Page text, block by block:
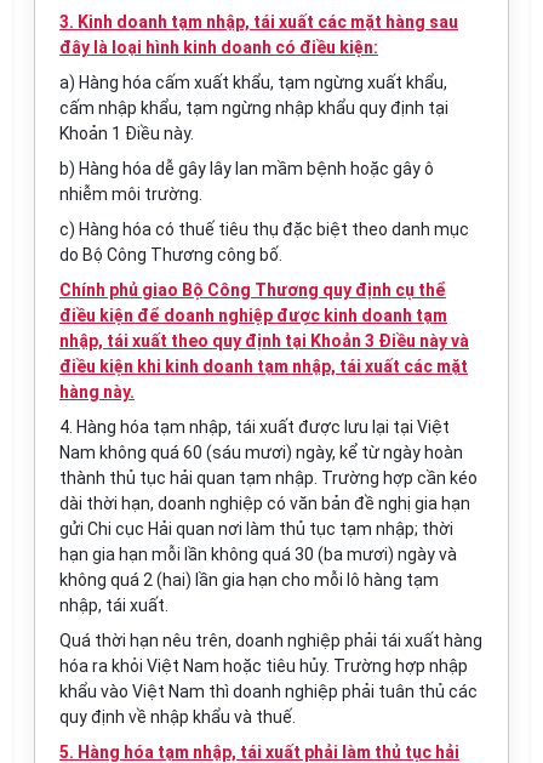
3. Kinh doanh tạm nhập, tái xuất các mặt hàng sau
đây là loại hình kinh doanh có điều kiện:
a) Hàng hóa cấm xuất khẩu, tạm ngừng xuất khẩu,
cấm nhập khẩu, tạm ngừng nhập khẩu quy định tại
Khoản 1 Điều này.
b) Hàng hóa dễ gây lây lan mầm bệnh hoặc gây ô
nhiễm môi trường.
c) Hàng hóa có thuế tiêu thụ đặc biệt theo danh mục
do Bộ Công Thương công bố.
Chính phủ giao Bộ Công Thương quy định cụ thể
điều kiện để doanh nghiệp được kinh doanh tạm
nhập, tái xuất theo quy định tại Khoản 3 Điều này và
điều kiện khi kinh doanh tạm nhập, tái xuất các mặt
hàng này.
4. Hàng hóa tạm nhập, tái xuất được lưu lại tại Việt
Nam không quá 60 (sáu mươi) ngày, kể từ ngày hoàn
thành thủ tục hải quan tạm nhập. Trường hợp cần kéo
dài thời hạn, doanh nghiệp có văn bản đề nghị gia hạn
gửi Chi cục Hải quan nơi làm thủ tục tạm nhập; thời
hạn gia hạn mỗi lần không quá 30 (ba mươi) ngày và
không quá 2 (hai) lần gia hạn cho mỗi lô hàng tạm
nhập, tái xuất.
Quá thời hạn nêu trên, doanh nghiệp phải tái xuất hàng
hóa ra khỏi Việt Nam hoặc tiêu hủy. Trường hợp nhập
khẩu vào Việt Nam thì doanh nghiệp phải tuân thủ các
quy định về nhập khẩu và thuế.
5. Hàng hóa tạm nhập, tái xuất phải làm thủ tục hải